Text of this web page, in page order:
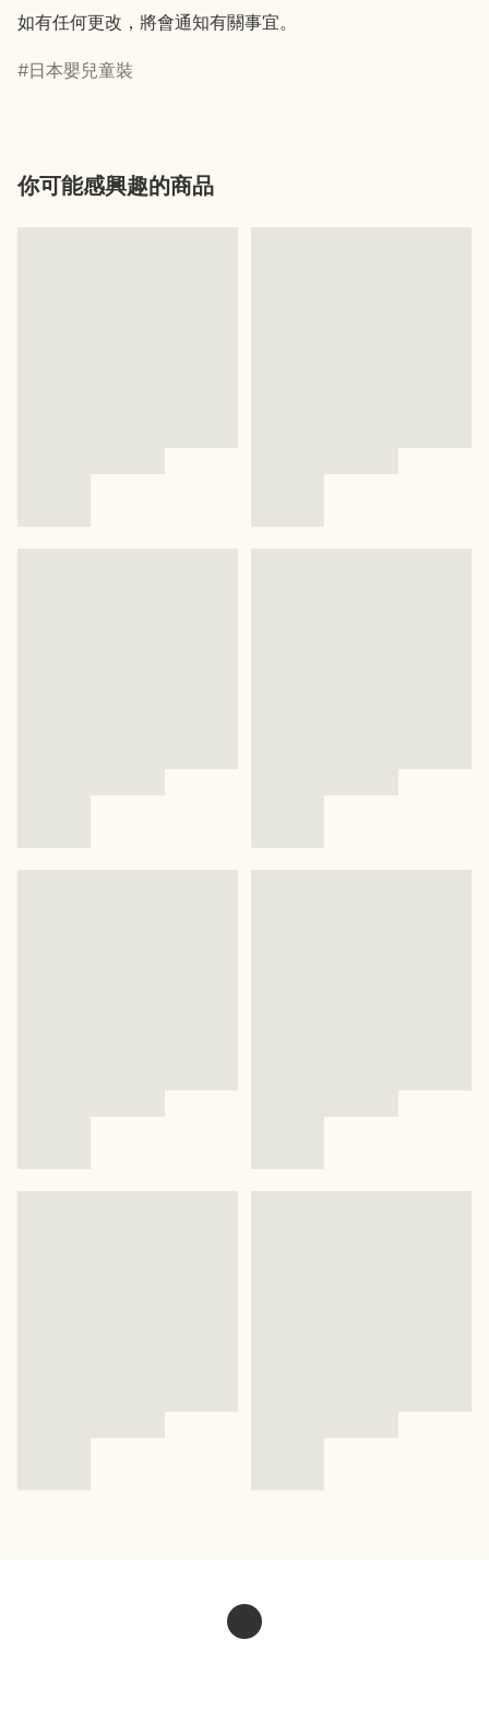
如有任何更改，將會通知有關事宜。
日本嬰兒童裝
你可能感興趣的商品